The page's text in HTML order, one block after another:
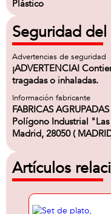
Plástico
Seguridad
Advertencias de seguridad
¡ADVERTENCIA!
tragadas o inhaladas.
Información fabricante
FABRICAS
Polígono Industrial
Madrid, 28050 (
Artículos